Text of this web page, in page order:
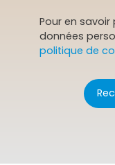
Pour en
données
politique de